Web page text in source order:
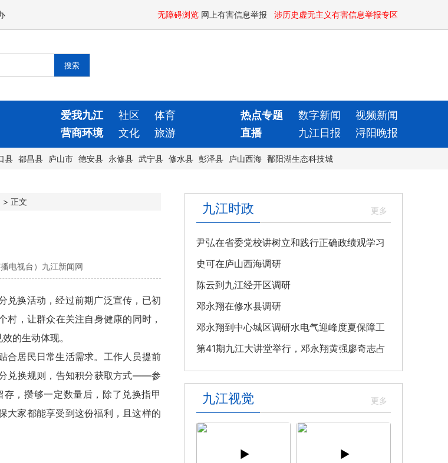
无障碍浏览 网上有害信息举报 涉历史虚无主义有害信息举报专区
爱我九江 社区 体育 热点专题 数字新闻
视频新闻
营商环境 文化 旅游 直播 九江日报 浔阳晚报
县 都昌县 庐山市 德安县 永修县 武宁县 修水县 彭泽县 庐山西海 鄱阳湖生态科技城
> 正文
电视台）九江新闻网
兑换活动，经过前期广泛宣传，已初
村，让群众在关注自身健康的同时，
的生动体现。
合居民日常生活需求。工作人员提前
兑换规则，告知积分获取方式——参
，攒够一定数量后，除了兑换指甲
大家都能享受到这份福利，且这样的
九江时政
尹弘在省委党校讲树立和践行正确政绩观学习
教育专题党课
史可在庐山西海调研
陈云到九江经开区调研
邓永翔在修水县调研
邓永翔到中心城区调研水电气迎峰度夏保障工
作
第41期九江大讲堂举行，邓永翔黄强廖奇志占
勇出席
九江视觉